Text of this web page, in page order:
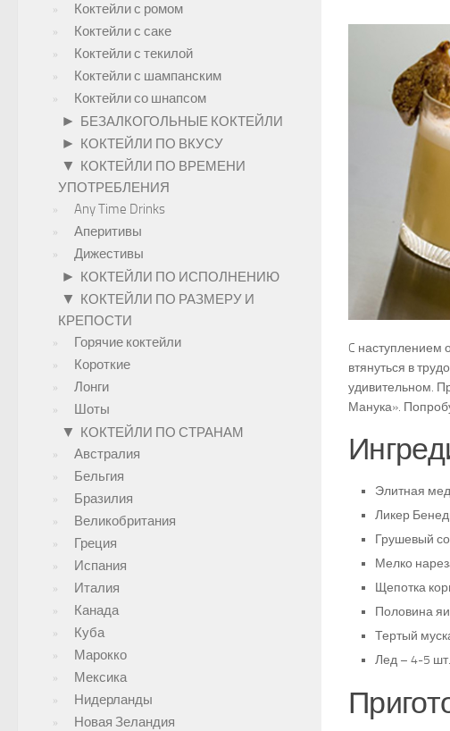
C наступлением
втянуться в
удивительном.
Манука».
Элитная
Ликер
Грушевый
Мелко
Щепотка
Половина
Тертый
Лед – 4-5 шт.
Коктейли с ромом
Коктейли с саке
Коктейли с текилой
Коктейли с шампанским
Коктейли со шнапсом
► БЕЗАЛКОГОЛЬНЫЕ КОКТЕЙЛИ
► КОКТЕЙЛИ ПО ВКУСУ
▼ КОКТЕЙЛИ ПО ВРЕМЕНИ
УПОТРЕБЛЕНИЯ
Any Time Drinks
Аперитивы
Дижестивы
► КОКТЕЙЛИ ПО ИСПОЛНЕНИЮ
▼ КОКТЕЙЛИ ПО РАЗМЕРУ И
КРЕПОСТИ
Горячие коктейли
Короткие
Лонги
Шоты
▼ КОКТЕЙЛИ ПО СТРАНАМ
Австралия
Бельгия
Бразилия
Великобритания
Греция
Испания
Италия
Канада
Куба
Марокко
Мексика
Нидерланды
Новая Зеландия